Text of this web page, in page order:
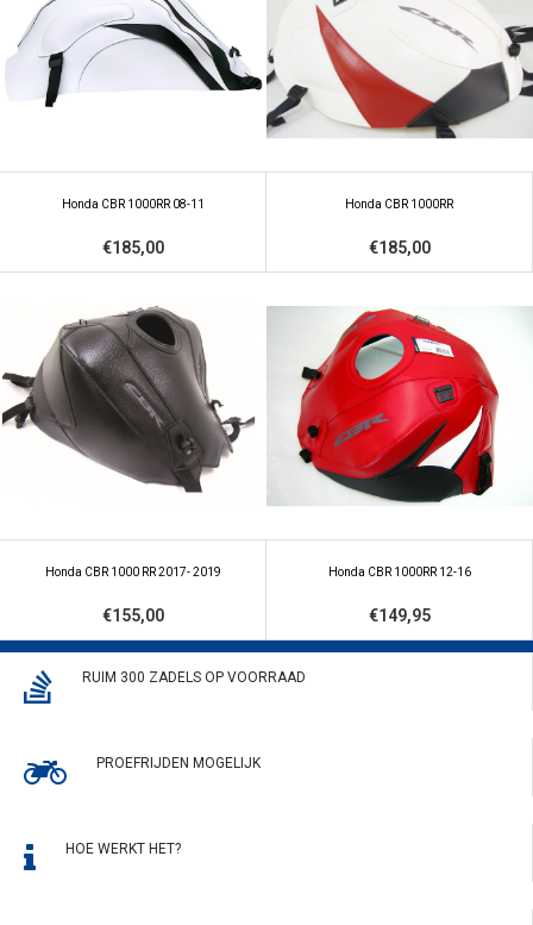
Honda CBR 1000RR 08-11
€185,00
Honda CBR 1000RR
€185,00
Honda CBR 1000 RR 2017- 2019
€155,00
Honda CBR 1000RR 12-16
€149,95
RUIM 300 ZADELS OP VOORRAAD
PROEFRIJDEN MOGELIJK
HOE WERKT HET?